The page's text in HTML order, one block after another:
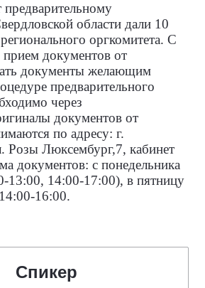
области дали 10
оргкомитета. С
прием документов от
документы желающим
предварительного
через
документов от
по адресу: г.
Розы Люксембург,7, кабинет
документов: с понедельника
13:00, 14:00-17:00), в пятницу
16:00.
Спикер